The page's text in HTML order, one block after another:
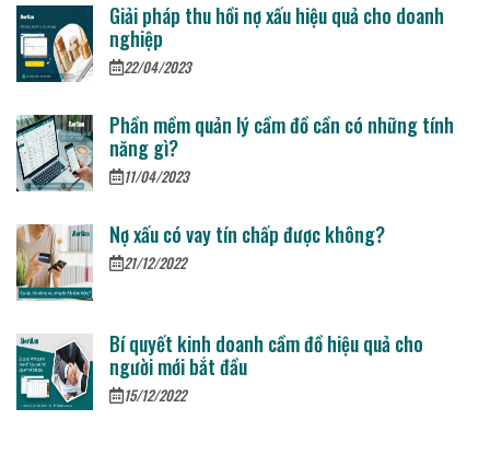
Giải pháp thu hồi nợ xấu hiệu quả cho doanh
nghiệp
22/04/2023
Phần mềm quản lý cầm đồ cần có những tính
năng gì?
11/04/2023
Nợ xấu có vay tín chấp được không?
21/12/2022
Bí quyết kinh doanh cầm đồ hiệu quả cho
người mới bắt đầu
15/12/2022